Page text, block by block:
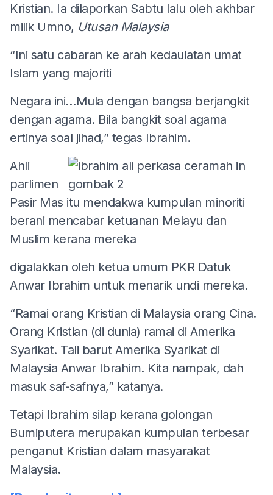
Kristian. Ia dilaporkan Sabtu lalu oleh akhbar
milik Umno, Utusan Malaysia
“Ini satu cabaran ke arah kedaulatan umat
Islam yang majoriti
Negara ini…Mula dengan bangsa berjangkit
dengan agama. Bila bangkit soal agama
ertinya soal jihad,” tegas Ibrahim.
Ahli
parlimen
Pasir Mas itu mendakwa kumpulan minoriti
berani mencabar ketuanan Melayu dan
Muslim kerana mereka
digalakkan oleh ketua umum PKR Datuk
Anwar Ibrahim untuk menarik undi mereka.
“Ramai orang Kristian di Malaysia orang Cina.
Orang Kristian (di dunia) ramai di Amerika
Syarikat. Tali barut Amerika Syarikat di
Malaysia Anwar Ibrahim. Kita nampak, dah
masuk saf-safnya,” katanya.
Tetapi Ibrahim silap kerana golongan
Bumiputera merupakan kumpulan terbesar
penganut Kristian dalam masyarakat
Malaysia.